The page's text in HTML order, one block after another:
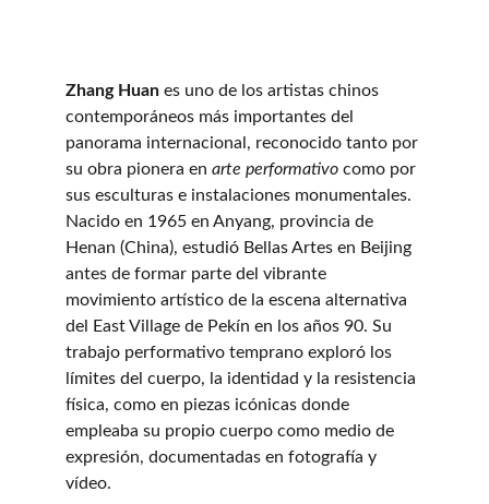
Zhang Huan es uno de los artistas chinos
contemporáneos más importantes del
panorama internacional, reconocido tanto por
su obra pionera en arte performativo como por
sus esculturas e instalaciones monumentales.
Nacido en 1965 en Anyang, provincia de
Henan (China), estudió Bellas Artes en Beijing
antes de formar parte del vibrante
movimiento artístico de la escena alternativa
del East Village de Pekín en los años 90. Su
trabajo performativo temprano exploró los
límites del cuerpo, la identidad y la resistencia
física, como en piezas icónicas donde
empleaba su propio cuerpo como medio de
expresión, documentadas en fotografía y
vídeo.